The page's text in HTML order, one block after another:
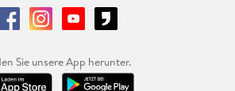
Sie unsere App herunter.